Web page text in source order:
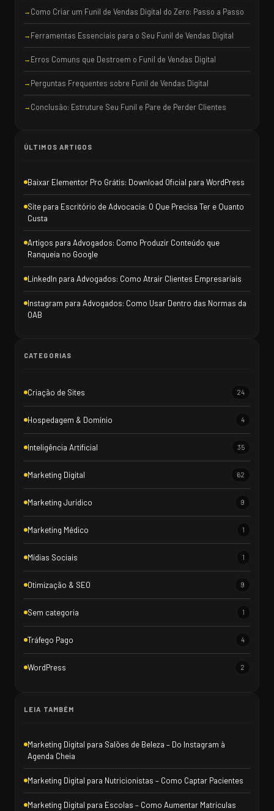
Como Criar um Funil de Vendas Digital do Zero: Passo a Passo
Ferramentas Essenciais para o Seu Funil de Vendas Digital
Erros Comuns que Destroem o Funil de Vendas Digital
Perguntas Frequentes sobre Funil de Vendas Digital
Conclusão: Estruture Seu Funil e Pare de Perder Clientes
ÚLTIMOS ARTIGOS
Baixar Elementor Pro Grátis: Download Oficial para WordPress
Site para Escritório de Advocacia: O Que Precisa Ter e Quanto
Custa
Artigos para Advogados: Como Produzir Conteúdo que
Ranqueia no Google
LinkedIn para Advogados: Como Atrair Clientes Empresariais
Instagram para Advogados: Como Usar Dentro das Normas da
OAB
CATEGORIAS
Criação de Sites 24
Hospedagem & Domínio 4
Inteligência Artificial 35
Marketing Digital 62
Marketing Jurídico 9
Marketing Médico 1
Mídias Sociais 1
Otimização & SEO 9
Sem categoria 1
Tráfego Pago 4
WordPress 2
LEIA TAMBÉM
Marketing Digital para Salões de Beleza – Do Instagram à
Agenda Cheia
Marketing Digital para Nutricionistas – Como Captar Pacientes
Marketing Digital para Escolas – Como Aumentar Matrículas